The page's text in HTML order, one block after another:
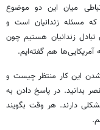
میان این دو موضوع
که مسئله زندانیان است و
زندانیان هستیم چون
هم گفته‌ایم.
شدن این کار منتظر چیست و
بدانید. در پاسخ دادن به
دارند. هر وقت بگویند